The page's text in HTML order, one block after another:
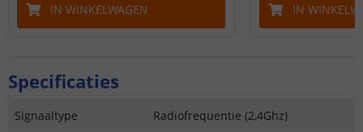
IN WINKELWAGEN IN
Specificaties
Signaaltype
Radiofrequentie (2,4Ghz)